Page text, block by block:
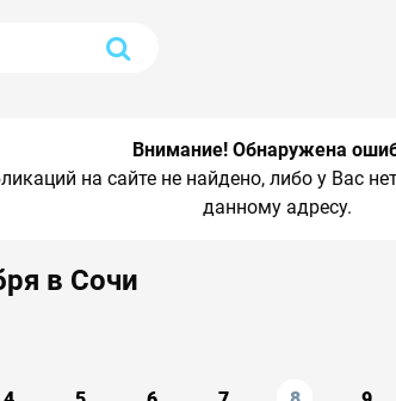
Внимание! Обнаружена
на сайте не найдено, либо у Вас
данному адресу.
в Сочи